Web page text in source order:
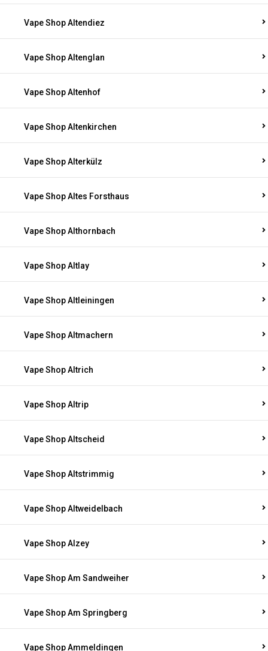
Vape Shop Altendiez
Vape Shop Altenglan
Vape Shop Altenhof
Vape Shop Altenkirchen
Vape Shop Alterkülz
Vape Shop Altes Forsthaus
Vape Shop Althornbach
Vape Shop Altlay
Vape Shop Altleiningen
Vape Shop Altmachern
Vape Shop Altrich
Vape Shop Altrip
Vape Shop Altscheid
Vape Shop Altstrimmig
Vape Shop Altweidelbach
Vape Shop Alzey
Vape Shop Am Sandweiher
Vape Shop Am Springberg
Vape Shop Ammeldingen